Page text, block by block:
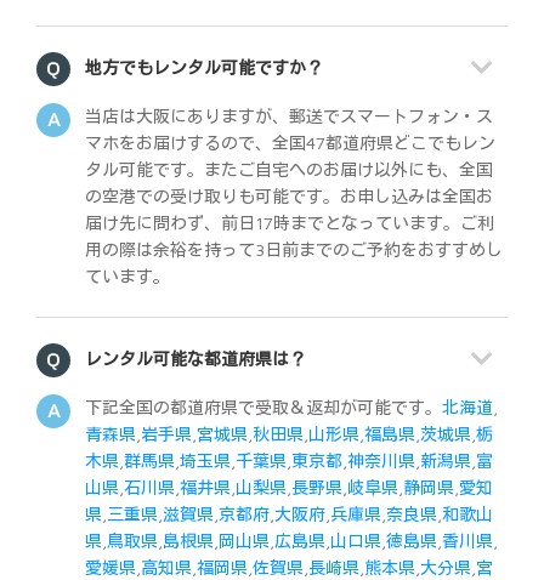
地方でもレンタル可能ですか？
当店は大阪にありますが、郵送でスマートフォン・ス
マホをお届けするので、全国47都道府県どこでもレン
タル可能です。またご自宅へのお届け以外にも、全国
の空港での受け取りも可能です。お申し込みは全国お
届け先に問わず、前日17時までとなっています。ご利
用の際は余裕を持って3日前までのご予約をおすすめし
ています。
レンタル可能な都道府県は？
下記全国の都道府県で受取＆返却が可能です。 北海道
青森県 岩手県 宮城県 秋田県 山形県 福島県 茨城県 栃
木県 群馬県 埼玉県 千葉県 東京都 神奈川県 新潟県 富
山県 石川県 福井県 山梨県 長野県 岐阜県 静岡県 愛知
県 三重県 滋賀県 京都府 大阪府 兵庫県 奈良県 和歌山
県 鳥取県 島根県 岡山県 広島県 山口県 徳島県 香川県
愛媛県 高知県 福岡県 佐賀県 長崎県 熊本県 大分県 宮